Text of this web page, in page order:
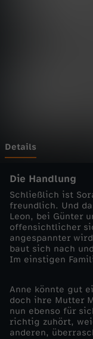
z
-
N
e
t
t
i
Details
Die Handlung
Schließlich ist
freundlich. Und
Leon, bei Günter
offensichtlicher
angespannter
baut sich nach
Im einstigen
Anne könnte gut
doch ihre Mutter
nun ebenso für
richtig zuhört,
anderen,